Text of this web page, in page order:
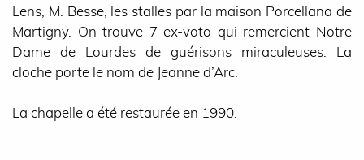
Lens, M. Besse, les stalles par la maison Porcellana de
Martigny. On trouve 7 ex-voto qui remercient Notre
Dame de Lourdes de guérisons miraculeuses. La
cloche porte le nom de Jeanne d’Arc.
La chapelle a été restaurée en 1990.